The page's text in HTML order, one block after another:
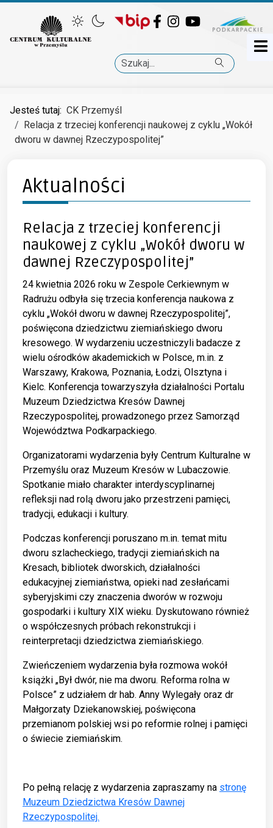
FacebookInstagramYouTube
Jesteś tutaj: CK Przemyśl
Relacja z trzeciej konferencji naukowej z cyklu „Wokół
dworu w dawnej Rzeczypospolitej”
Aktualności
Relacja z trzeciej konferencji
naukowej z cyklu „Wokół dworu w
dawnej Rzeczypospolitej”
24 kwietnia 2026 roku w Zespole Cerkiewnym w
Radrużu odbyła się trzecia konferencja naukowa z
cyklu „Wokół dworu w dawnej Rzeczypospolitej”,
poświęcona dziedzictwu ziemiańskiego dworu
kresowego. W wydarzeniu uczestniczyli badacze z
wielu ośrodków akademickich w Polsce, m.in. z
Warszawy, Krakowa, Poznania, Łodzi, Olsztyna i
Kielc. Konferencja towarzyszyła działalności Portalu
Muzeum Dziedzictwa Kresów Dawnej
Rzeczypospolitej, prowadzonego przez Samorząd
Województwa Podkarpackiego.
Organizatorami wydarzenia były Centrum Kulturalne w
Przemyślu oraz Muzeum Kresów w Lubaczowie.
Spotkanie miało charakter interdyscyplinarnej
refleksji nad rolą dworu jako przestrzeni pamięci,
tradycji, edukacji i kultury.
Podczas konferencji poruszano m.in. temat mitu
dworu szlacheckiego, tradycji ziemiańskich na
Kresach, bibliotek dworskich, działalności
edukacyjnej ziemiaństwa, opieki nad zesłańcami
syberyjskimi czy znaczenia dworów w rozwoju
gospodarki i kultury XIX wieku. Dyskutowano również
o współczesnych próbach rekonstrukcji i
reinterpretacji dziedzictwa ziemiańskiego.
Zwieńczeniem wydarzenia była rozmowa wokół
książki „Był dwór, nie ma dworu. Reforma rolna w
Polsce” z udziałem dr hab. Anny Wylegały oraz dr
Małgorzaty Dziekanowskiej, poświęcona
przemianom polskiej wsi po reformie rolnej i pamięci
o świecie ziemiańskim.
Po pełną relację z wydarzenia zapraszamy na stronę
Muzeum Dziedzictwa Kresów Dawnej
Rzeczypospolitej.